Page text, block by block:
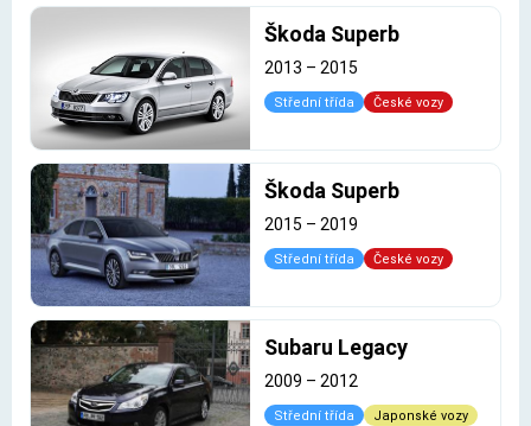
Škoda Superb
2013 – 2015
Střední třída České vozy
Škoda Superb
2015 – 2019
Střední třída České vozy
Subaru Legacy
2009 – 2012
Střední třída Japonské vozy